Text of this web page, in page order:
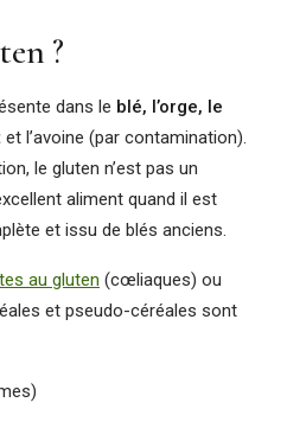
?
dans le blé, l’orge, le
et l’avoine (par contamination).
le gluten n’est pas un
aliment quand il est
et issu de blés anciens.
au gluten (cœliaques) ou
et pseudo-céréales sont